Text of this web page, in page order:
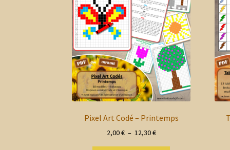
Pixel Art Codé – Printemps
2,00€ – 12,30€Plage